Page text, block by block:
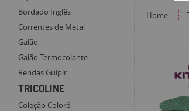
Bordado Inglês
Correntes de Metal
Galão
Galão Termocolante
Rendas Guipir
TRICOLINE
Coleção Coloré
Home